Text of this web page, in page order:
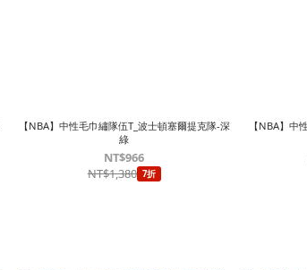
【NBA】中性毛巾繡隊伍T_波士頓塞爾提克隊-深
綠
NT$966
NT$1,380 7折
【NBA】中